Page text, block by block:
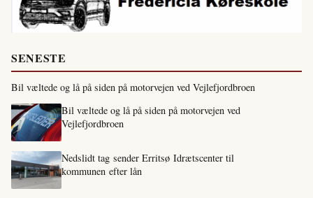
SENESTE
Bil væltede og lå på siden på motorvejen ved Vejlefjordbroen
Bil væltede og lå på siden på motorvejen ved
Vejlefjordbroen
Nedslidt tag sender Erritsø Idrætscenter til
kommunen efter lån